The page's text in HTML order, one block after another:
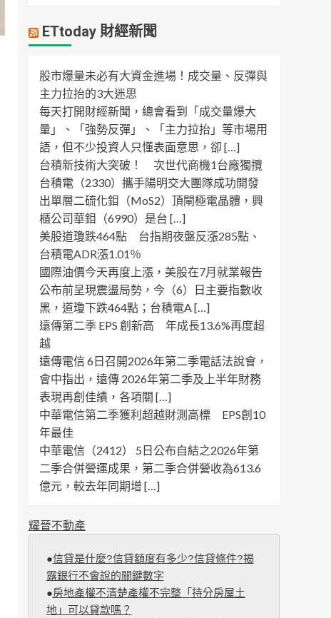
ETtoday 財經新聞
股市爆量未必有大資金進場！成交量、反彈與
主力拉抬的3大迷思
每天打開財經新聞，總會看到「成交量爆大
量」、「強勢反彈」、「主力拉抬」等市場用
語，但不少投資人只懂表面意思，卻 […]
台積新技術大突破！ 次世代商機1台廠獨攬
台積電（2330）攜手陽明交大團隊成功開發
出單層二硫化鉬（MoS2）頂閘極電晶體，興
櫃公司華鉬（6990）是台 […]
美股道瓊跌464點 台指期夜盤反漲285點、
台積電ADR漲1.01％
國際油價今天再度上漲，美股在7月就業報告
公布前呈現震盪局勢，今（6）日主要指數收
黑，道瓊下跌464點；台積電A […]
遠傳第二季 EPS 創新高 年成長13.6%再度超
越
遠傳電信 6日召開2026年第二季電話法說會，
會中指出，遠傳 2026年第二季及上半年財務
表現再創佳績，各項關 […]
中華電信第二季獲利超越財測高標 EPS創10
年最佳
中華電信（2412） 5日公布自結之2026年第
二季合併營運成果，第二季合併營收為613.6
億元，較去年同期增 […]
耀晉不動產
●信貸是什麼?信貸額度有多少?信貸條件?揭
露銀行不會說的關鍵數字
●房地產權不清楚產權不完整「持分房屋土
地」可以貸款嗎？